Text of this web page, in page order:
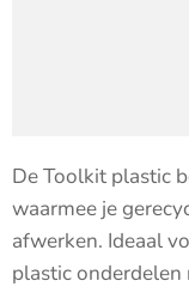
De Toolkit plastic
waarmee je
afwerken. Ideaal
plastic